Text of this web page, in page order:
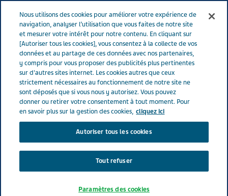
Menu
France Nos Produits
RIVAROXABAN TEVA® 10 mg (bte de 30 x
1)
RIVAROXABAN TEVA® 10
mg (bte de 30 x 1)
RIVAROXABAN
Nous utilisons des cookies pour améliorer votre expérience de
navigation, analyser l’utilisation que vous faites de notre site
et mesurer votre intérêt pour notre contenu. En cliquant sur
[Autoriser tous les cookies], vous consentez à la collecte de vos
données et au partage de ces données avec nos partenaires,
y compris pour vous proposer des publicités plus pertinentes
sur d'autres sites internet. Les cookies autres que ceux
strictement nécessaires au fonctionnement de notre site ne
sont déposés que si vous nous y autorisez. Vous pouvez
donner ou retirer votre consentement à tout moment. Pour
en savoir plus sur la gestion des cookies, cliquez ici
Autoriser tous les cookies
Tout refuser
Paramètres des cookies